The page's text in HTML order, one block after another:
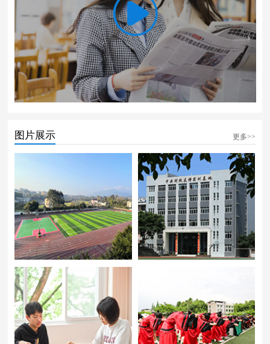
图片展示 更多>>